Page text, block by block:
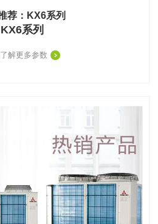
荐：KX6系列
KX6系列
解更多参数